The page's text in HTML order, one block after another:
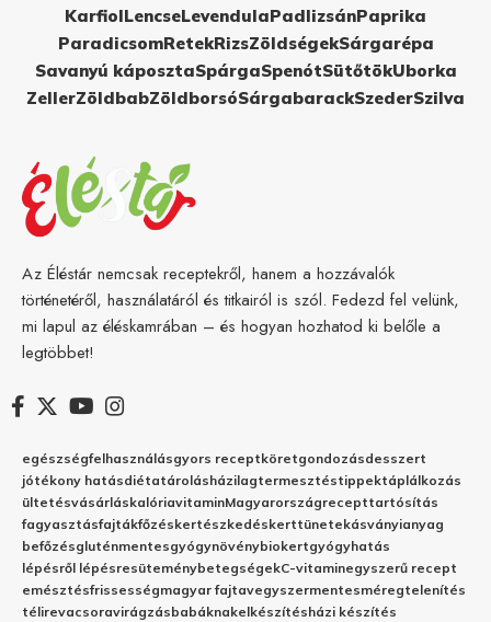
KarfiolLencseLevendulaPadlizsánPaprika
ParadicsomRetekRizsZöldségekSárgarépa
Savanyú káposztaSpárgaSpenótSütőtökUborka
ZellerZöldbabZöldborsóSárgabarackSzederSzilva
Az Éléstár nemcsak receptekről, hanem a hozzávalók
történetéről, használatáról és titkairól is szól. Fedezd fel velünk,
mi lapul az éléskamrában – és hogyan hozhatod ki belőle a
legtöbbet!
egészségfelhasználásgyors receptköretgondozásdesszert
jótékony hatásdiétatárolásházilagtermesztéstippektáplálkozás
ültetésvásárláskalóriavitaminMagyarországrecepttartósítás
fagyasztásfajtákfőzéskertészkedéskerttünetekásványianyag
befőzésgluténmentesgyógynövénybiokertgyógyhatás
lépésről lépésresüteménybetegségekC-vitaminegyszerű recept
emésztésfrissességmagyar fajtavegyszermentesméregtelenítés
télirevacsoravirágzásbabáknakelkészítésházi készítés